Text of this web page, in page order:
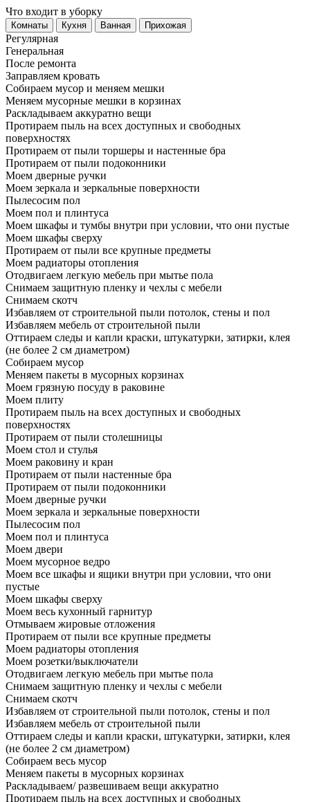
Что входит в уборку
Регу­лярная
Гене­ральная
После ремонта
Заправляем кровать
Собираем мусор и меняем мешки
Меняем мусорные мешки в корзинах
Раскладываем аккуратно вещи
Протираем пыль на всех доступных и свободных
поверхностях
Протираем от пыли торшеры и настенные бра
Протираем от пыли подоконники
Моем дверные ручки
Моем зеркала и зеркальные поверхности
Пылесосим пол
Моем пол и плинтуса
Моем шкафы и тумбы внутри при условии, что они пустые
Моем шкафы сверху
Протираем от пыли все крупные предметы
Моем радиаторы отопления
Отодвигаем легкую мебель при мытье пола
Снимаем защитную пленку и чехлы с мебели
Снимаем скотч
Избавляем от строительной пыли потолок, стены и пол
Избавляем мебель от строительной пыли
Оттираем следы и капли краски, штукатурки, затирки, клея
(не более 2 см диаметром)
Собираем мусор
Меняем пакеты в мусорных корзинах
Моем грязную посуду в раковине
Моем плиту
Протираем пыль на всех доступных и свободных
поверхностях
Протираем от пыли столешницы
Моем стол и стулья
Моем раковину и кран
Протираем от пыли настенные бра
Протираем от пыли подоконники
Моем дверные ручки
Моем зеркала и зеркальные поверхности
Пылесосим пол
Моем пол и плинтуса
Моем двери
Моем мусорное ведро
Моем все шкафы и ящики внутри при условии, что они
пустые
Моем шкафы сверху
Моем весь кухонный гарнитур
Отмываем жировые отложения
Протираем от пыли все крупные предметы
Моем радиаторы отопления
Моем розетки/выключатели
Отодвигаем легкую мебель при мытье пола
Снимаем защитную пленку и чехлы с мебели
Снимаем скотч
Избавляем от строительной пыли потолок, стены и пол
Избавляем мебель от строительной пыли
Оттираем следы и капли краски, штукатурки, затирки, клея
(не более 2 см диаметром)
Собираем весь мусор
Меняем пакеты в мусорных корзинах
Раскладываем/ развешиваем вещи аккуратно
Протираем пыль на всех доступных и свободных